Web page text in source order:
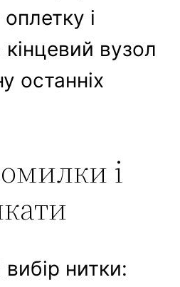
і
кінцевий вузол
останніх
і
нитки: